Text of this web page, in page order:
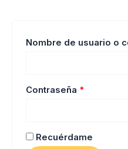
Nombre de usuario o
Contraseña *
Recuérdame